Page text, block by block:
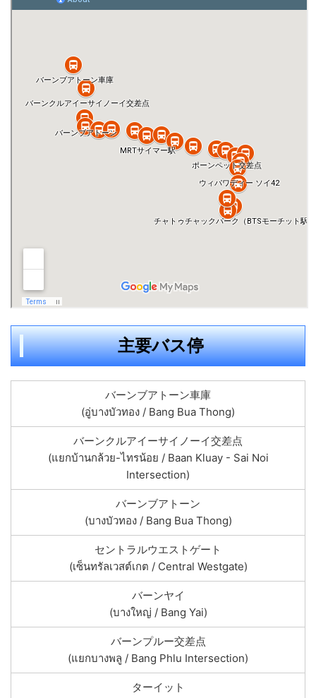
主要バス停
バーンブアトーン車庫
(อู่บางบัวทอง / Bang Bua Thong)
バーンクルアイーサイノーイ交差点
(แยกบ้านกล้วย-ไทรน้อย / Baan Kluay - Sai Noi
Intersection)
バーンブアトーン
(บางบัวทอง / Bang Bua Thong)
セントラルウエストゲート
(เซ็นทรัลเวสต์เกต / Central Westgate)
バーンヤイ
(บางใหญ่ / Bang Yai)
バーンプルー交差点
(แยกบางพลู / Bang Phlu Intersection)
ターイット